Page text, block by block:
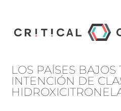
LOS PAÍSES
INTENCIÓN DE